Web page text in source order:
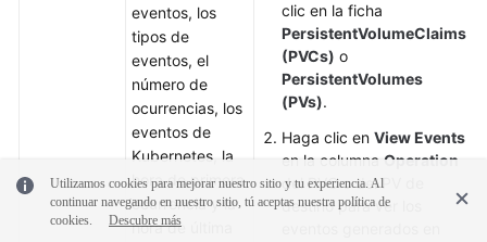
eventos, los
tipos de
eventos, el
número de
ocurrencias, los
eventos de
Kubernetes, la
hora de primera
ocurrencia y la
hora de última
clic en la ficha
PersistentVolumeClaims
(PVCs) o
PersistentVolumes
(PVs).
Haga clic en View Events
en la columna Operation
del PVC o del PV de
destino para ver los
Utilizamos cookies para mejorar nuestro sitio y tu experiencia. Al
continuar navegando en nuestro sitio, tú aceptas nuestra política de
cookies.
Descubre más